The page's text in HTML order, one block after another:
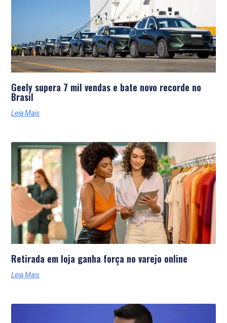
Geely supera 7 mil vendas e bate novo recorde no
Brasil
Leia Mais
Retirada em loja ganha força no varejo online
Leia Mais